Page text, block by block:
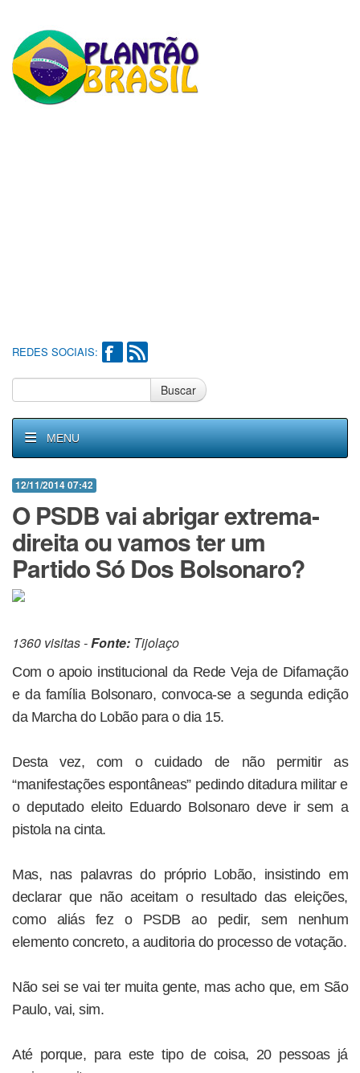
REDES SOCIAIS:
Buscar
MENU
12/11/2014 07:42
O PSDB vai abrigar extrema-
direita ou vamos ter um
Partido Só Dos Bolsonaro?
1360 visitas -Fonte: Tijolaço
Com o apoio institucional da Rede Veja de Difamação
e da família Bolsonaro, convoca-se a segunda edição
da Marcha do Lobão para o dia 15.
Desta vez, com o cuidado de não permitir as
“manifestações espontâneas” pedindo ditadura militar e
o deputado eleito Eduardo Bolsonaro deve ir sem a
pistola na cinta.
Mas, nas palavras do próprio Lobão, insistindo em
declarar que não aceitam o resultado das eleições,
como aliás fez o PSDB ao pedir, sem nenhum
elemento concreto, a auditoria do processo de votação.
Não sei se vai ter muita gente, mas acho que, em São
Paulo, vai, sim.
Até porque, para este tipo de coisa, 20 pessoas já